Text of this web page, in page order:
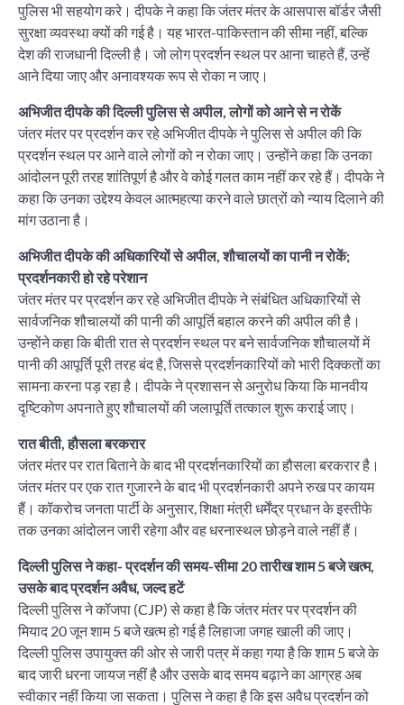
पुलिस भी सहयोग करे। दीपके ने कहा कि जंतर मंतर के आसपास बॉर्डर जैसी
सुरक्षा व्यवस्था क्यों की गई है। यह भारत-पाकिस्तान की सीमा नहीं, बल्कि
देश की राजधानी दिल्ली है। जो लोग प्रदर्शन स्थल पर आना चाहते हैं, उन्हें
आने दिया जाए और अनावश्यक रूप से रोका न जाए।
अभिजीत दीपके की दिल्ली पुलिस से अपील, लोगों को आने से न रोकें
जंतर मंतर पर प्रदर्शन कर रहे अभिजीत दीपके ने पुलिस से अपील की कि
प्रदर्शन स्थल पर आने वाले लोगों को न रोका जाए। उन्होंने कहा कि उनका
आंदोलन पूरी तरह शांतिपूर्ण है और वे कोई गलत काम नहीं कर रहे हैं। दीपके ने
कहा कि उनका उद्देश्य केवल आत्महत्या करने वाले छात्रों को न्याय दिलाने की
मांग उठाना है।
अभिजीत दीपके की अधिकारियों से अपील, शौचालयों का पानी न रोकें;
प्रदर्शनकारी हो रहे परेशान
जंतर मंतर पर प्रदर्शन कर रहे अभिजीत दीपके ने संबंधित अधिकारियों से
सार्वजनिक शौचालयों की पानी की आपूर्ति बहाल करने की अपील की है।
उन्होंने कहा कि बीती रात से प्रदर्शन स्थल पर बने सार्वजनिक शौचालयों में
पानी की आपूर्ति पूरी तरह बंद है, जिससे प्रदर्शनकारियों को भारी दिक्कतों का
सामना करना पड़ रहा है। दीपके ने प्रशासन से अनुरोध किया कि मानवीय
दृष्टिकोण अपनाते हुए शौचालयों की जलापूर्ति तत्काल शुरू कराई जाए।
रात बीती, हौसला बरकरार
जंतर मंतर पर रात बिताने के बाद भी प्रदर्शनकारियों का हौसला बरकरार है।
जंतर मंतर पर एक रात गुजारने के बाद भी प्रदर्शनकारी अपने रुख पर कायम
हैं। कॉकरोच जनता पार्टी के अनुसार, शिक्षा मंत्री धर्मेंद्र प्रधान के इस्तीफे
तक उनका आंदोलन जारी रहेगा और वह धरनास्थल छोड़ने वाले नहीं हैं।
दिल्ली पुलिस ने कहा- प्रदर्शन की समय-सीमा 20 तारीख शाम 5 बजे खत्म,
उसके बाद प्रदर्शन अवैध, जल्द हटें
दिल्ली पुलिस ने कॉजपा (CJP) से कहा है कि जंतर मंतर पर प्रदर्शन की
मियाद 20 जून शाम 5 बजे खत्म हो गई है लिहाजा जगह खाली की जाए।
दिल्ली पुलिस उपायुक्त की ओर से जारी पत्र में कहा गया है कि शाम 5 बजे के
बाद जारी धरना जायज नहीं है और उसके बाद समय बढ़ाने का आग्रह अब
स्वीकार नहीं किया जा सकता। पुलिस ने कहा है कि इस अवैध प्रदर्शन को